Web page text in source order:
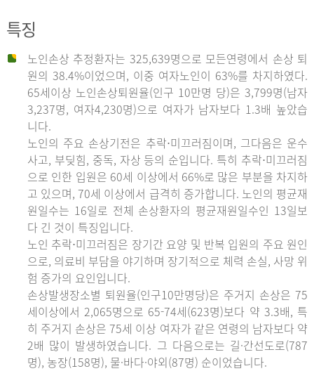
특징
노인손상 추정환자는 325,639명으로 모든연령에서 손상 퇴
원의 38.4%이었으며, 이중 여자노인이 63%를 차지하였다.
65세이상 노인손상퇴원율(인구 10만명 당)은 3,799명(남자
3,237명, 여자4,230명)으로 여자가 남자보다 1.3배 높았습
니다.
노인의 주요 손상기전은 추락⋅미끄러짐이며, 그다음은 운수
사고, 부딪힘, 중독, 자상 등의 순입니다. 특히 추락⋅미끄러짐
으로 인한 입원은 60세 이상에서 66%로 많은 부분을 차지하
고 있으며, 70세 이상에서 급격히 증가합니다. 노인의 평균재
원일수는 16일로 전체 손상환자의 평균재원일수인 13일보
다 긴 것이 특징입니다.
노인 추락⋅미끄러짐은 장기간 요양 및 반복 입원의 주요 원인
으로, 의료비 부담을 야기하며 장기적으로 체력 손실, 사망 위
험 증가의 요인입니다.
손상발생장소별 퇴원율(인구10만명당)은 주거지 손상은 75
세이상에서 2,065명으로 65-74세(623명)보다 약 3.3배, 특
히 주거지 손상은 75세 이상 여자가 같은 연령의 남자보다 약
2배 많이 발생하였습니다. 그 다음으로는 길·간선도로(787
명), 농장(158명), 물·바다·야외(87명) 순이었습니다.